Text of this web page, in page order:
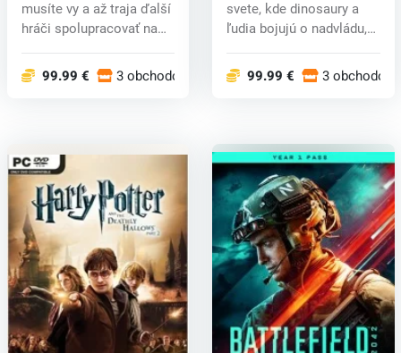
musíte vy a až traja ďalší
hráči spolupracovať na
99.99 € 3 obchodoch
svete, kde dinosaury a
ľudia bojujú o nadvládu,
99.99 € 3 obchodoch